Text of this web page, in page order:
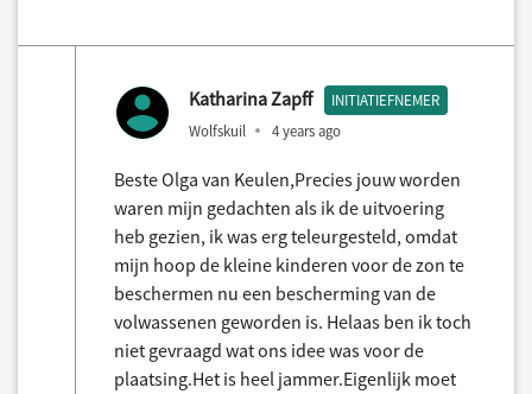
Katharina Zapff INITIATIEFNEMER
Wolfskuil 4 years ago
Beste Olga van Keulen,Precies jouw worden
waren mijn gedachten als ik de uitvoering
heb gezien, ik was erg teleurgesteld, omdat
mijn hoop de kleine kinderen voor de zon te
beschermen nu een bescherming van de
volwassenen geworden is. Helaas ben ik toch
niet gevraagd wat ons idee was voor de
plaatsing.Het is heel jammer.Eigenlijk moet